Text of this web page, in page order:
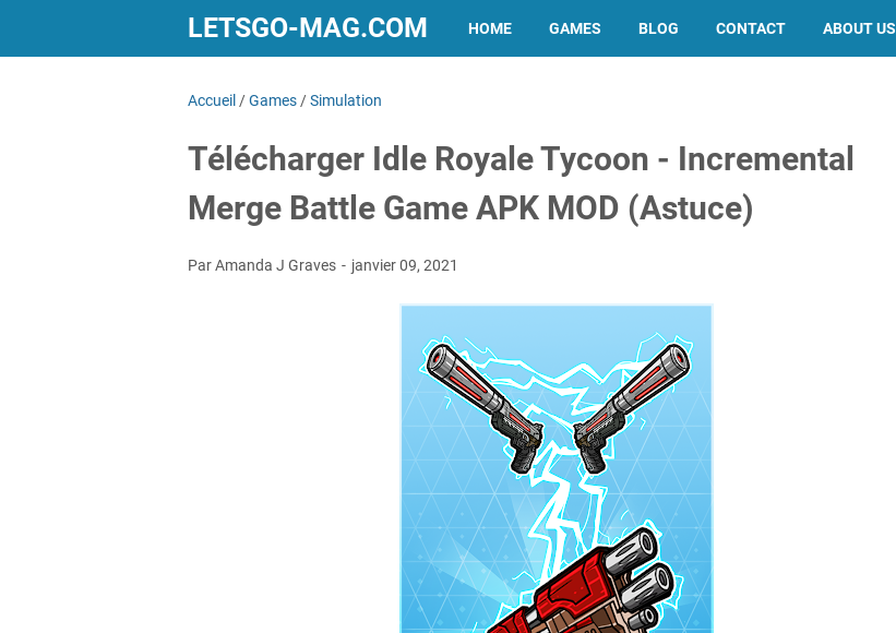
LETSGO-MAG.COM HOME GAMES BLOG CONTACT ABOUT US
Accueil /Games /Simulation
Télécharger Idle Royale Tycoon - Incremental
Merge Battle Game APK MOD (Astuce)
Par Amanda J Graves janvier 09, 2021